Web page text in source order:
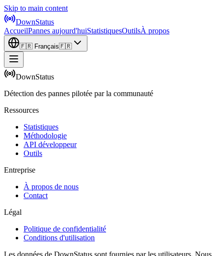
Skip to main content
DownStatus
AccueilPannes aujourd'huiStatistiquesOutilsÀ propos
🇫🇷 Français🇫🇷
DownStatus
Détection des pannes pilotée par la communauté
Ressources
Statistiques
Méthodologie
API développeur
Outils
Entreprise
À propos de nous
Contact
Légal
Politique de confidentialité
Conditions d'utilisation
Les données de DownStatus sont fournies par les utilisateurs. Nous